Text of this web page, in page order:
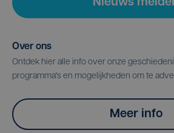
Nieuws
Over ons
Ontdek hier alle info over onze
programma's en mogelijkheden om te
Meer info